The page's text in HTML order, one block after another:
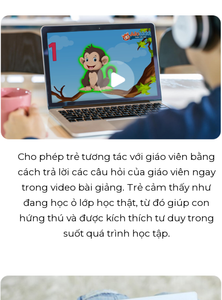
Cho phép trẻ tương tác với giáo viên bằng
cách trả lời các câu hỏi của giáo viên ngay
trong video bài giảng. Trẻ cảm thấy như
đang học ỏ lớp học thật, từ đó giúp con
hứng thú và được kích thích tư duy trong
suốt quá trình học tập.